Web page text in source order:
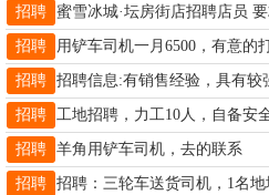
招聘
招聘
招聘
招聘
招聘 羊角用铲车司机，去的联系
招聘